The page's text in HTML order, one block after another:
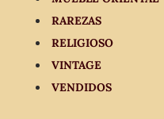
RAREZAS
RELIGIOSO
VINTAGE
VENDIDOS